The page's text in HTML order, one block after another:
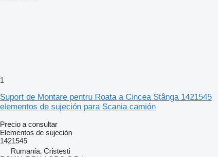
1
Suport de Montare pentru Roata a Cincea Stânga 1421545
elementos de sujeción para Scania camión
Precio a consultar
Elementos de sujeción
1421545
Rumanía, Cristesti